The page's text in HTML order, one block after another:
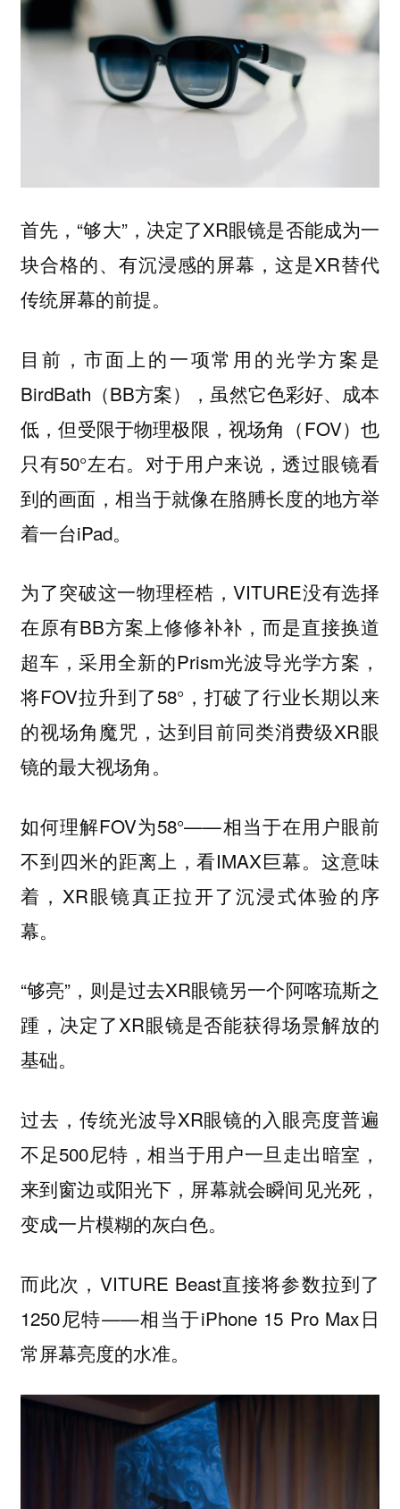
首先，“够大”，决定了XR眼镜是否能成为一
块合格的、有沉浸感的屏幕，这是XR替代
传统屏幕的前提。
目前，市面上的一项常用的光学方案是
BirdBath（BB方案），虽然它色彩好、成本
低，但受限于物理极限，视场角（FOV）也
只有50°左右。对于用户来说，透过眼镜看
到的画面，相当于就像在胳膊长度的地方举
着一台iPad。
为了突破这一物理桎梏，VITURE没有选择
在原有BB方案上修修补补，而是直接换道
超车，采用全新的Prism光波导光学方案，
将FOV拉升到了58°，打破了行业长期以来
的视场角魔咒，达到目前同类消费级XR眼
镜的最大视场角。
如何理解FOV为58°——相当于在用户眼前
不到四米的距离上，看IMAX巨幕。这意味
着，XR眼镜真正拉开了沉浸式体验的序
幕。
“够亮”，则是过去XR眼镜另一个阿喀琉斯之
踵，决定了XR眼镜是否能获得场景解放的
基础。
过去，传统光波导XR眼镜的入眼亮度普遍
不足500尼特，相当于用户一旦走出暗室，
来到窗边或阳光下，屏幕就会瞬间见光死，
变成一片模糊的灰白色。
而此次，VITURE Beast直接将参数拉到了
1250尼特——相当于iPhone 15 Pro Max日
常屏幕亮度的水准。